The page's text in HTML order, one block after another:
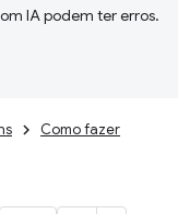
IA podem ter erros.
Como fazer